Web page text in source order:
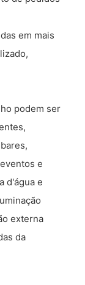
em mais
podem ser
e
d'água e
externa
da